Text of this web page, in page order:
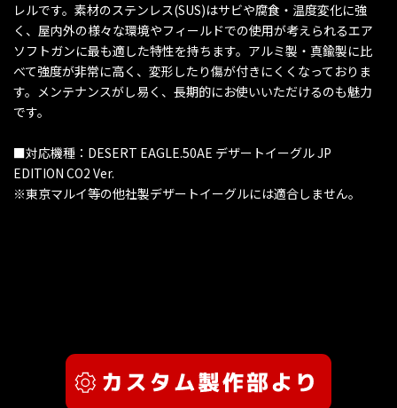
レルです。素材のステンレス(SUS)はサビや腐食・温度変化に強
く、屋内外の様々な環境やフィールドでの使用が考えられるエア
ソフトガンに最も適した特性を持ちます。アルミ製・真鍮製に比
べて強度が非常に高く、変形したり傷が付きにくくなっておりま
す。メンテナンスがし易く、長期的にお使いいただけるのも魅力
です。
■対応機種：DESERT EAGLE.50AE デザートイーグル JP
EDITION CO2 Ver.
※東京マルイ等の他社製デザートイーグルには適合しません。